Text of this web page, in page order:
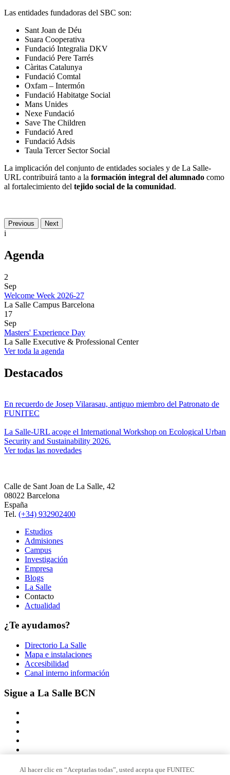
Las entidades fundadoras del SBC son:
Sant Joan de Déu
Suara Cooperativa
Fundació Integralia DKV
Fundació Pere Tarrés
Càritas Catalunya
Fundació Comtal
Oxfam – Intermón
Fundació Habitatge Social
Mans Unides
Nexe Fundació
Save The Children
Fundació Ared
Fundació Adsis
Taula Tercer Sector Social
La implicación del conjunto de entidades sociales y de La Salle-
URL contribuirá tanto a la formación integral del alumnado como
al fortalecimiento del tejido social de la comunidad.
Previous Next
i
Agenda
2
Sep
Welcome Week 2026-27
La Salle Campus Barcelona
17
Sep
Masters' Experience Day
La Salle Executive & Professional Center
Ver toda la agenda
Destacados
En recuerdo de Josep Vilarasau, antiguo miembro del Patronato de
FUNITEC
La Salle-URL acoge el International Workshop on Ecological Urban
Security and Sustainability 2026.
Ver todas las novedades
Calle de Sant Joan de La Salle, 42
08022 Barcelona
España
Tel. (+34) 932902400
Estudios
Admisiones
Campus
Investigación
Empresa
Blogs
La Salle
Contacto
Actualidad
¿Te ayudamos?
Directorio La Salle
Mapa e instalaciones
Accesibilidad
Canal interno información
Sigue a La Salle BCN
Al hacer clic en “Aceptarlas todas”, usted acepta que FUNITEC